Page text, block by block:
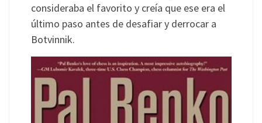
consideraba el favorito y creía que ese era el
último paso antes de desafiar y derrocar a
Botvinnik.